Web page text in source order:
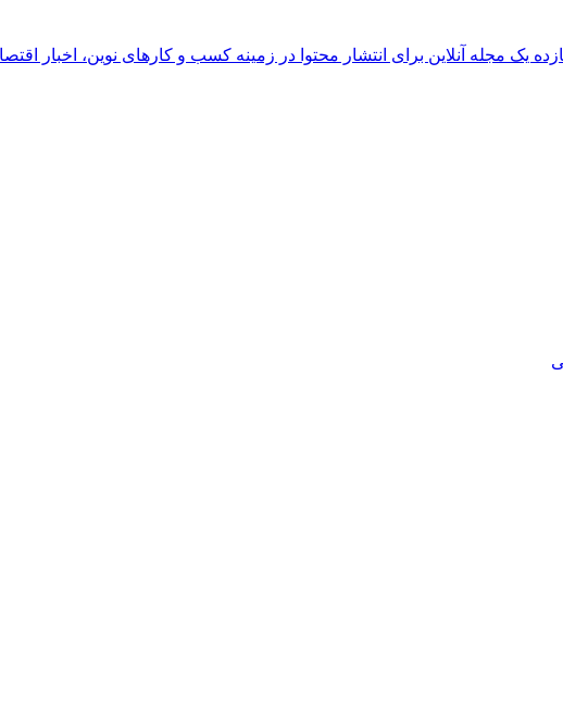
یک مجله آنلاین برای انتشار محتوا در زمینه کسب و کارهای نوین، اخبار